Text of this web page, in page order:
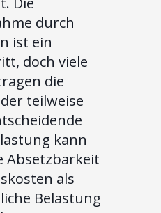
durch
ist ein
doch viele
die
teilweise
kann
Absetzbarkeit
als
Belastung